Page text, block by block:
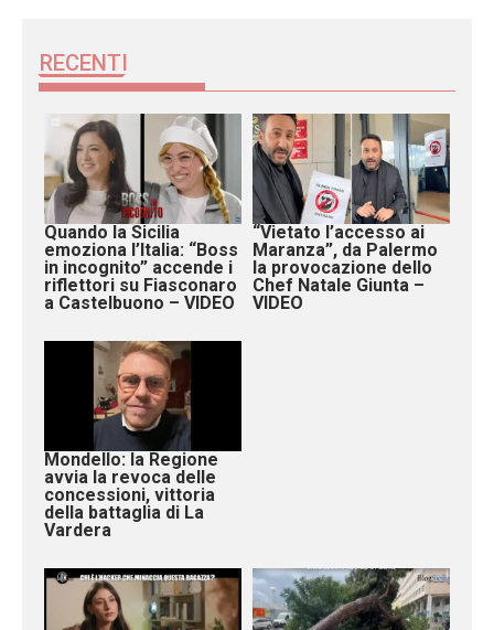
RECENTI
Quando la Sicilia
emoziona l’Italia: “Boss
in incognito” accende i
riflettori su Fiasconaro
a Castelbuono – VIDEO
“Vietato l’accesso ai
Maranza”, da Palermo
la provocazione dello
Chef Natale Giunta –
VIDEO
Mondello: la Regione
avvia la revoca delle
concessioni, vittoria
della battaglia di La
Vardera